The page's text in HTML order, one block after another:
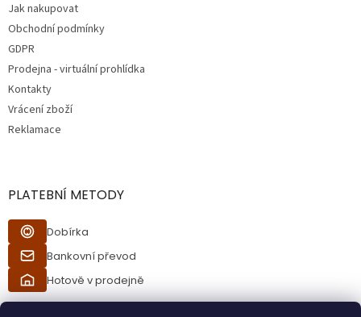
Jak nakupovat
Obchodní podmínky
GDPR
Prodejna - virtuální prohlídka
Kontakty
Vrácení zboží
Reklamace
PLATEBNÍ METODY
Dobírka
Bankovní převod
Hotově v prodejně